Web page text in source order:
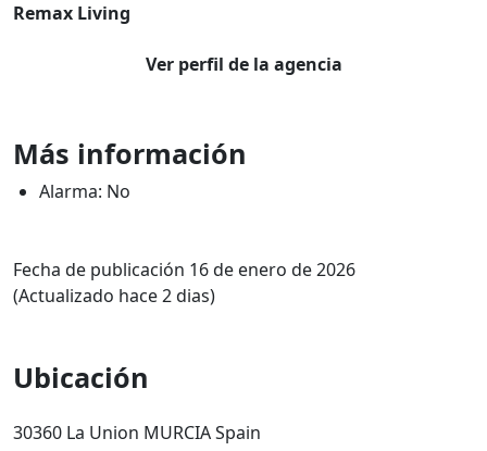
Remax Living
Ver perfil de la agencia
Más información
Alarma: No
Fecha de publicación 16 de enero de 2026
(Actualizado hace 2 dias)
Ubicación
30360 La Union MURCIA Spain